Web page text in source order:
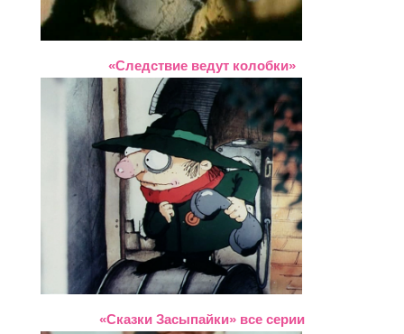
«Следствие ведут колобки»
«Сказки Засыпайки» все серии